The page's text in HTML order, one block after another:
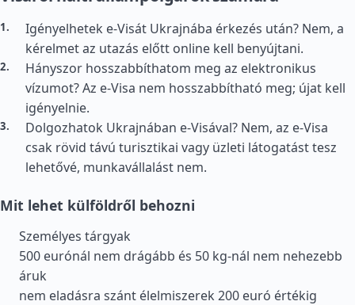
Igényelhetek e-Visát Ukrajnába érkezés után? Nem, a
kérelmet az utazás előtt online kell benyújtani.
Hányszor hosszabbíthatom meg az elektronikus
vízumot? Az e-Visa nem hosszabbítható meg; újat kell
igényelnie.
Dolgozhatok Ukrajnában e-Visával? Nem, az e-Visa
csak rövid távú turisztikai vagy üzleti látogatást tesz
lehetővé, munkavállalást nem.
Mit lehet külföldről behozni
Személyes tárgyak
500 eurónál nem drágább és 50 kg-nál nem nehezebb
áruk
nem eladásra szánt élelmiszerek 200 euró értékig